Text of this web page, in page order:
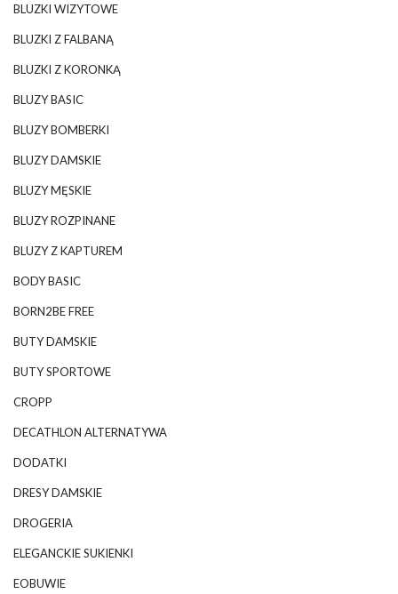
BLUZKI WIZYTOWE
BLUZKI Z FALBANĄ
BLUZKI Z KORONKĄ
BLUZY BASIC
BLUZY BOMBERKI
BLUZY DAMSKIE
BLUZY MĘSKIE
BLUZY ROZPINANE
BLUZY Z KAPTUREM
BODY BASIC
BORN2BE FREE
BUTY DAMSKIE
BUTY SPORTOWE
CROPP
DECATHLON ALTERNATYWA
DODATKI
DRESY DAMSKIE
DROGERIA
ELEGANCKIE SUKIENKI
EOBUWIE